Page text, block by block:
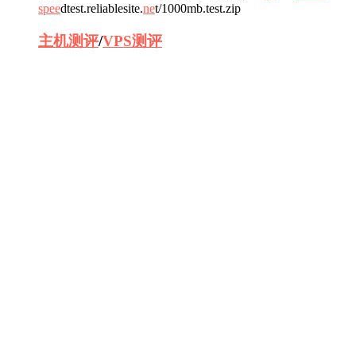
speedtest.reliablesite.net/1000mb.test.zip
主机测评/VPS测评